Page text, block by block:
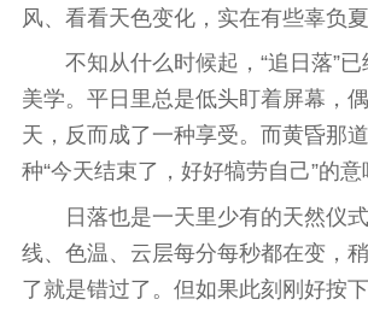
风、看看天色变化，实在有些辜负夏
不知从什么时候起，“追日落”
美学。 平日里总是低头盯着屏幕，
天，反而成了一种享受。而黄昏那道
种“今天结束了，好好犒劳自己”的意
日落也是一天里少有的天然仪
线、色温、云层每分每秒都在变，
了就是错过了。但如果此刻刚好按